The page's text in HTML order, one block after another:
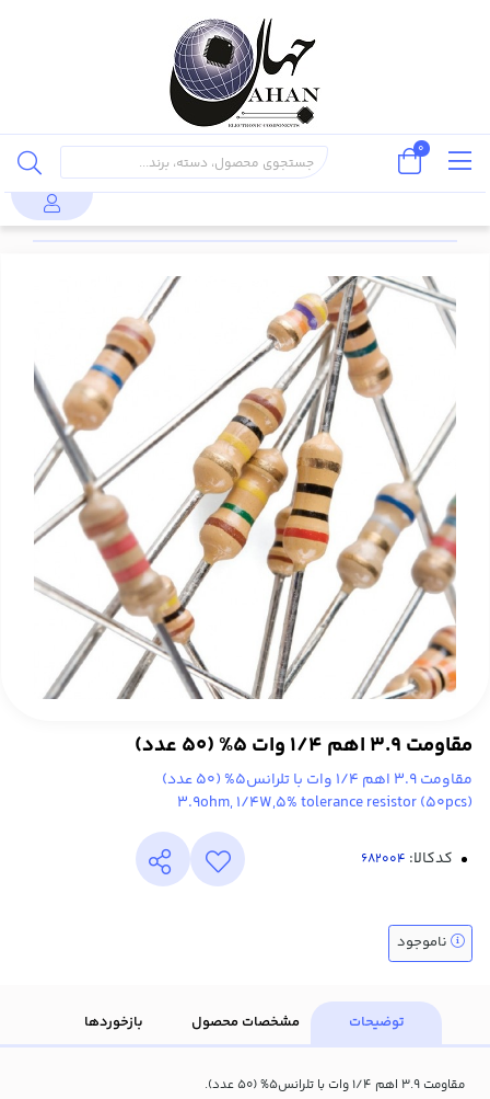
قطعات
پایه دار
مقاومت
اهم 1/4 وات
مقاومت 3.9 اهم 1/4 وات 5% (50 عدد)
مقاومت 3.9 اهم 1/4 وات با تلرانس5% (50 عدد)
(3.9ohm, 1/4W,5% tolerance resistor (50pcs
کدکالا:
ناموجود
توضیحات مشخصات محصول بازخوردها
مقاومت 3.9 اهم 1/4 وات با تلرانس5% (50 عدد).
0